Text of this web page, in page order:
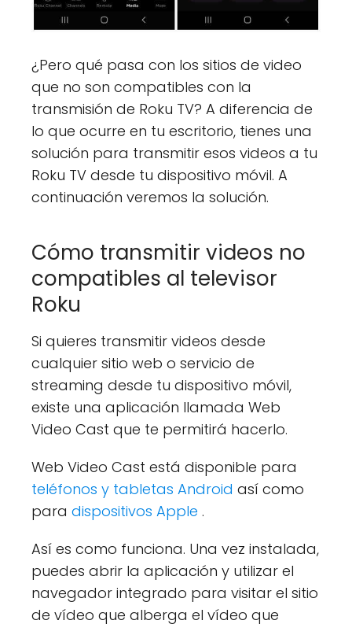
¿Pero qué pasa con los sitios de video
que no son compatibles con la
transmisión de Roku TV? A diferencia de
lo que ocurre en tu escritorio, tienes una
solución para transmitir esos videos a tu
Roku TV desde tu dispositivo móvil. A
continuación veremos la solución.
Cómo transmitir videos no
compatibles al televisor
Roku
Si quieres transmitir videos desde
cualquier sitio web o servicio de
streaming desde tu dispositivo móvil,
existe una aplicación llamada Web
Video Cast que te permitirá hacerlo.
Web Video Cast está disponible para
teléfonos y tabletas Android así como
para dispositivos Apple .
Así es como funciona. Una vez instalada,
puedes abrir la aplicación y utilizar el
navegador integrado para visitar el sitio
de vídeo que alberga el vídeo que